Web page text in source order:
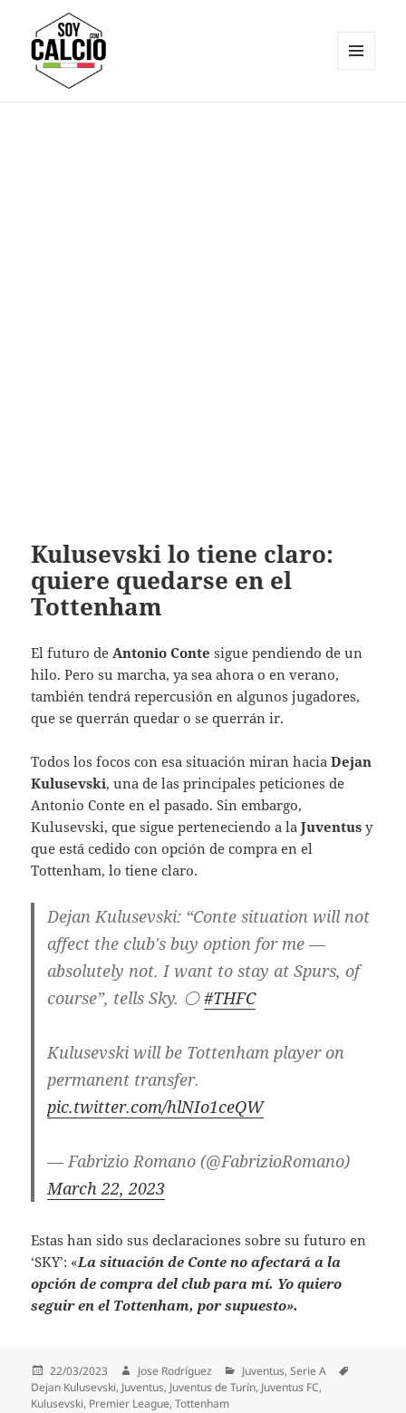
Kulusevski lo tiene claro:
quiere quedarse en el
Tottenham
El futuro deAntonio Conte sigue pendiendo de un
hilo. Pero su marcha, ya sea ahora o en verano,
también tendrá repercusión en algunos jugadores,
que se querrán quedar o se querrán ir.
Todos los focos con esa situación miran haciaDejan
Kulusevski, una de las principales peticiones de
Antonio Conte en el pasado. Sin embargo,
Kulusevski, que sigue perteneciendo a laJuventus y
que está cedido con opción de compra en el
Tottenham, lo tiene claro.
Dejan Kulusevski: “Conte situation will not
affect the club's buy option for me —
absolutely not. I want to stay at Spurs, of
course”, tells Sky. ⚪️#THFC
Kulusevski will be Tottenham player on
permanent transfer.
pic.twitter.com/hlNIo1ceQW
— Fabrizio Romano (@FabrizioRomano)
March 22, 2023
Estas han sido sus declaraciones sobre su futuro en
‘SKY’: «La situación de Conte no afectará a la
opción de compra del club para mí. Yo quiero
seguir en el Tottenham, por supuesto».
Publicado
el
22/03/2023 Autor
Jose Rodríguez Categorías
Juventus,Serie A
Dejan Kulusevski, Juventus, Juventus de Turín, Juventus FC,
Kulusevski, Premier League,Tottenham